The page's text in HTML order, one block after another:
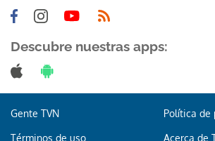
Descubre nuestras apps:
Gente TVN Política de
Términos de uso Acerca de